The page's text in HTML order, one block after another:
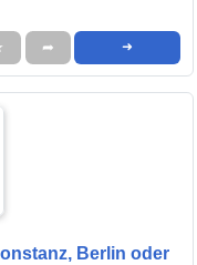
➦ ➜
Berlin oder